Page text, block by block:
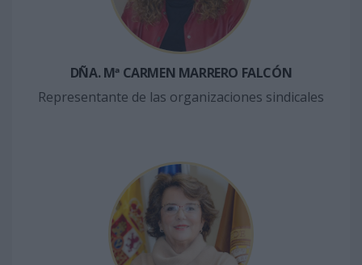
DÑA. Mª CARMEN MARRERO FALCÓN
Representante de las organizaciones sindicales